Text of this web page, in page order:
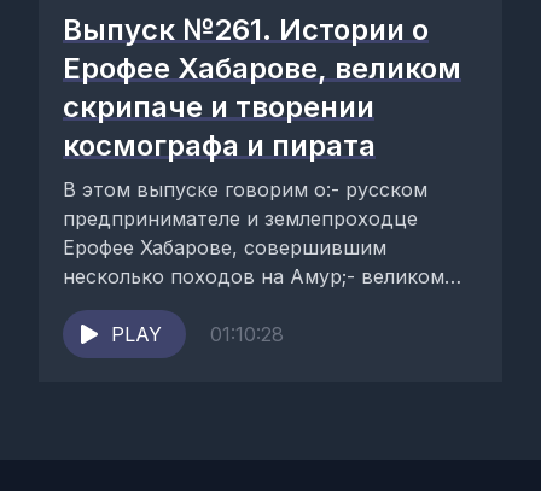
Выпуск №261. Истории о
Ерофее Хабарове, великом
скрипаче и творении
космографа и пирата
В этом выпуске говорим о:- русском
предпринимателе и землепроходце
Ерофее Хабарове, совершившим
несколько походов на Амур;- великом
итальянском скрипаче-виртуозе и
композиторе Николо Паганини;-
фламандском...
PLAY 01:10:28